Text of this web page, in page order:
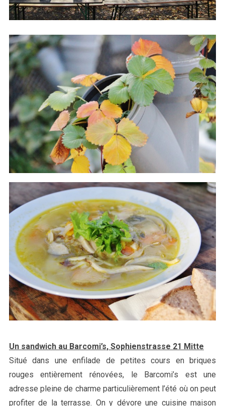
Un sandwich au Barcomi’s, Sophienstrasse 21 Mitte
Situé dans une enfilade de petites cours en briques
rouges entièrement rénovées, le Barcomi’s est une
adresse pleine de charme particulièrement l’été où on peut
profiter de la terrasse. On y dévore une cuisine maison